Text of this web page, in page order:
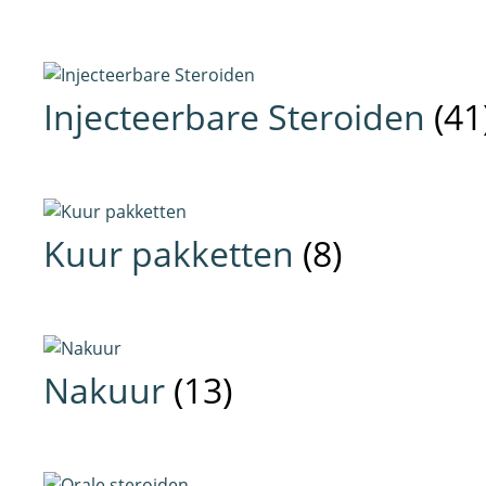
Injecteerbare Steroiden
Kuur pakketten (8)
Nakuur (13)